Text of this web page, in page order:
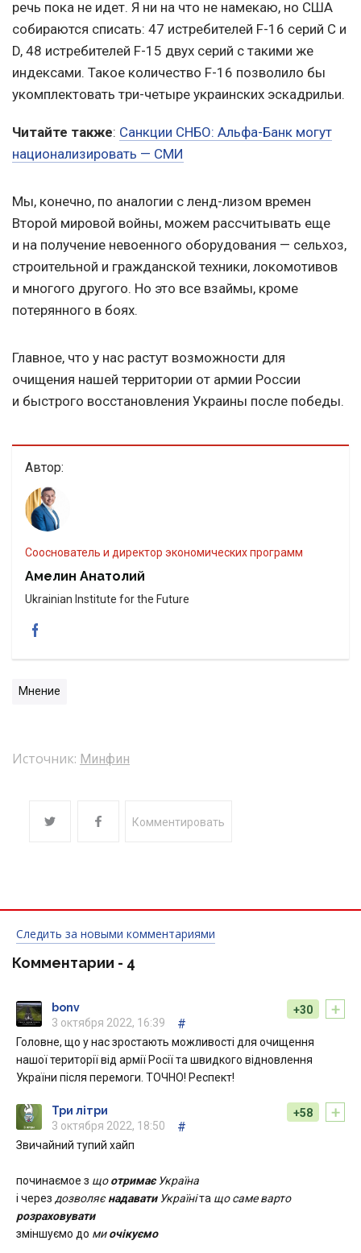
речь пока не идет. Я ни на что не намекаю, но США
собираются списать: 47 истребителей F-16 серий C и
D, 48 истребителей F-15 двух серий с такими же
индексами. Такое количество F-16 позволило бы
укомплектовать три-четыре украинских эскадрильи.
Читайте также: Санкции СНБО: Альфа-Банк могут
национализировать — СМИ
Мы, конечно, по аналогии с ленд-лизом времен
Второй мировой войны, можем рассчитывать еще
и на получение невоенного оборудования — сельхоз,
строительной и гражданской техники, локомотивов
и многого другого. Но это все взаймы, кроме
потерянного в боях.
Главное, что у нас растут возможности для
очищения нашей территории от армии России
и быстрого восстановления Украины после победы.
Автор:
Сооснователь и директор экономических программ
Амелин Анатолий
Ukrainian Institute for the Future
Мнение
Источник: Минфин
Комментировать
Следить за новыми комментариями
Комментарии - 4
+
+30
bonv
3 октября 2022, 16:39
#
Головне, що у нас зростають можливості для очищення
нашої території від армії Росії та швидкого відновлення
України після перемоги. ТОЧНО! Респект!
+
+58
Три літри
3 октября 2022, 18:50
#
Звичайний тупий хайп
починаємое з щоотримаєУкраїна
і через дозволяєнадаватиУкраїніта що саме варто
розраховувати
зміншуємо до миочікуємо